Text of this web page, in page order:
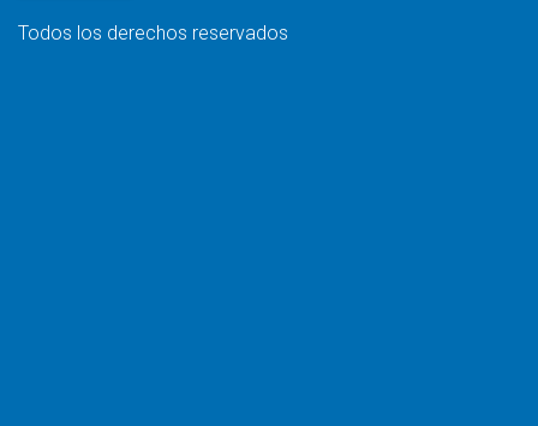
Todos los derechos reservados